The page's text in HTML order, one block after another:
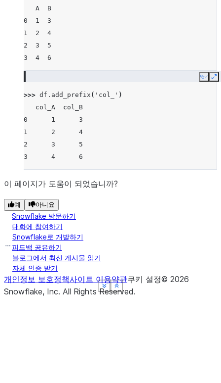
Show less
See more
Show less
See more
   A  B
0  1  3
1  2  4
2  3  5
3  4  6
Show less
See more
Copy
>>> df . add_prefix ( 'col_' )
   col_A  col_B
0      1      3
1      2      4
2      3      5
3      4      6
Show less
See more
이 페이지가 도움이 되었습니까?
예 아니요
Snowflake 방문하기
대화에 참여하기
Snowflake로 개발하기
피드백 공유하기
블로그에서 최신 게시물 읽기
자체 인증 받기
개인정보 보호정책사이트 이용약관쿠키 설정© 2026
Snowflake, Inc. All Rights Reserved.